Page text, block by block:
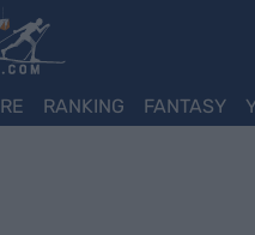
RANKING FANTASY